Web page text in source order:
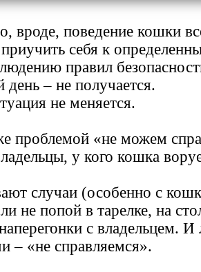
вроде, поведение кошки
себя к
правил
– не получается.
не меняется.
проблемой «не можем
у кого кошка
случаи (особенно с
не попой в тарелке, на
с владельцем. И
– «не справляемся».